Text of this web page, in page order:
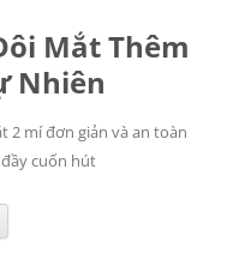
Mắt Thêm
Nhiên
2 mí đơn giản và an toàn
cuốn hút